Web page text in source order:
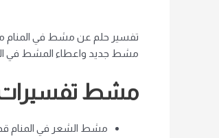
تفسير حلم عن مشط في المنام من
مشط جديد واعطاء المشط في
مشط تفسيرات
مشط الشعر في المنام قد